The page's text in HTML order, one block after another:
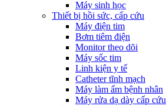
Máy sinh học
Thiết bị hồi sức, cấp cứu
Máy điện tim
Bơm tiêm điện
Monitor theo dõi
Máy sốc tim
Linh kiện y tế
Catheter tĩnh mạch
Máy làm ấm bệnh nhân
Máy rửa dạ dày cấp cứu